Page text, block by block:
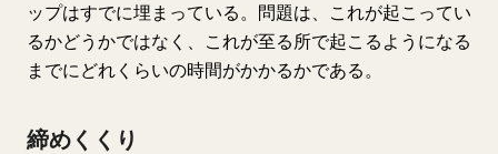
ップはすでに埋まっている。問題は、これが起こってい
るかどうかではなく、これが至る所で起こるようになる
までにどれくらいの時間がかかるかである。
締めくくり